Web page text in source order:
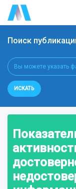
Поиск
ИСКАТЬ